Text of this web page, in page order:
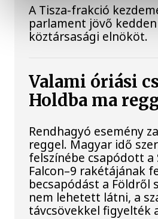
A Tisza-frakció
parlament jövő
köztársasági elnököt.
Valami óriási
Holdba ma
Rendhagyó esemény
reggel. Magyar idő
felszínébe csapódott a
Falcon–9 rakétájának
becsapódást a Földről
nem lehetett látni, a
távcsövekkel figyelték